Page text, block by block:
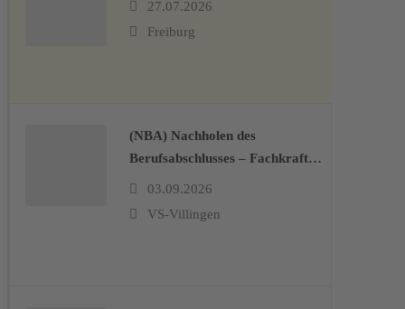
27.07.2026
Freiburg
(NBA) Nachholen des
Berufsabschlusses – Fachkraft
Lagerlogistik/Fachlagerist/-in (BB)
03.09.2026
VS-Villingen